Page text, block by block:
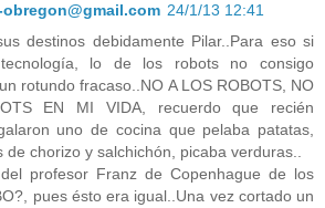
24/1/13 12:41
destinos debidamente Pilar..Para eso si
lo de los robots no consigo
rotundo fracaso..NO A LOS ROBOTS, NO
EN MI VIDA, recuerdo que recién
uno de cocina que pelaba patatas,
chorizo y salchichón, picaba verduras..
profesor Franz de Copenhague de los
pues ésto era igual..Una vez cortado un